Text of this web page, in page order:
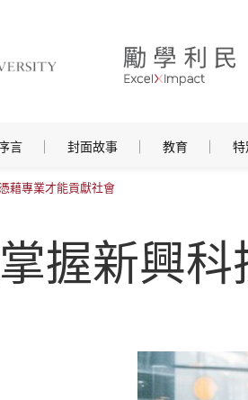
言 封面故事 教育 特
藉專業才能貢獻社會
握新興